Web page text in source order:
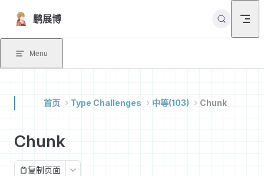
Skip to content
鹏展博
Menu
首页 Type Challenges 中等(103) Chunk
Chunk
复制页面